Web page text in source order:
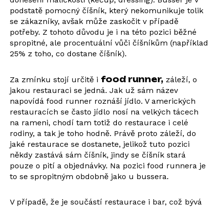
podstatě pomocný číšník, který nekomunikuje tolik
se zákazníky, avšak může zaskočit v případě
potřeby. Z tohoto důvodu je i na této pozici běžné
spropitné, ale procentuální vůči číšníkům (například
25% z toho, co dostane číšník).
Za zmínku stojí určitě i food runner, záleží, o
jakou restauraci se jedná. Jak už sám název
napovídá food runner roznáší jídlo. V amerických
restauracích se často jídlo nosí na velkých tácech
na rameni, chodí tam totiž do restaurace i celé
rodiny, a tak je toho hodně. Právě proto záleží, do
jaké restaurace se dostanete, jelikož tuto pozici
někdy zastává sám číšník, jindy se číšník stará
pouze o pití a objednávky. Na pozici food runnera je
to se spropitným obdobně jako u bussera.
V případě, že je součástí restaurace i bar, což bývá